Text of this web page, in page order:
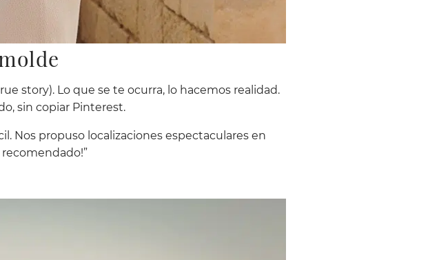
story). Lo que se te ocurra, lo hacemos realidad.
sin copiar Pinterest.
Nos propuso localizaciones espectaculares en